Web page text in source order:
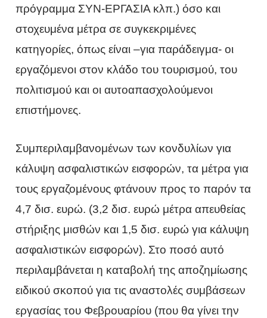
πρόγραμμα ΣΥΝ-ΕΡΓΑΣΙΑ κλπ.) όσο και
στοχευμένα μέτρα σε συγκεκριμένες
κατηγορίες, όπως είναι –για παράδειγμα- οι
εργαζόμενοι στον κλάδο του τουρισμού, του
πολιτισμού και οι αυτοαπασχολούμενοι
επιστήμονες.
Συμπεριλαμβανομένων των κονδυλίων για
κάλυψη ασφαλιστικών εισφορών, τα μέτρα για
τους εργαζομένους φτάνουν προς το παρόν τα
4,7 δισ. ευρώ. (3,2 δισ. ευρώ μέτρα απευθείας
στήριξης μισθών και 1,5 δισ. ευρώ για κάλυψη
ασφαλιστικών εισφορών). Στο ποσό αυτό
περιλαμβάνεται η καταβολή της αποζημίωσης
ειδικού σκοπού για τις αναστολές συμβάσεων
εργασίας του Φεβρουαρίου (που θα γίνει την